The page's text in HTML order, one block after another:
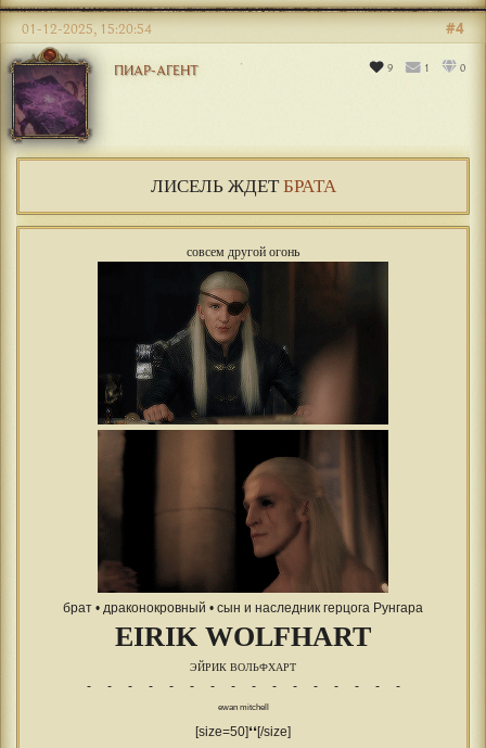
ПИАР-АГЕНТ 9 1 0
#4
01-12-2025, 15:20:54
ЛИСЕЛЬ ЖДЕТ БРАТА
совсем другой огонь
брат • драконокровный • сын и наследник герцога Рунгара
EIRIK WOLFHART
ЭЙРИК ВОЛЬФХАРТ
- - - - - - - - - - - - - - - -
ewan mitchell
[size=50]❛❛[/size]